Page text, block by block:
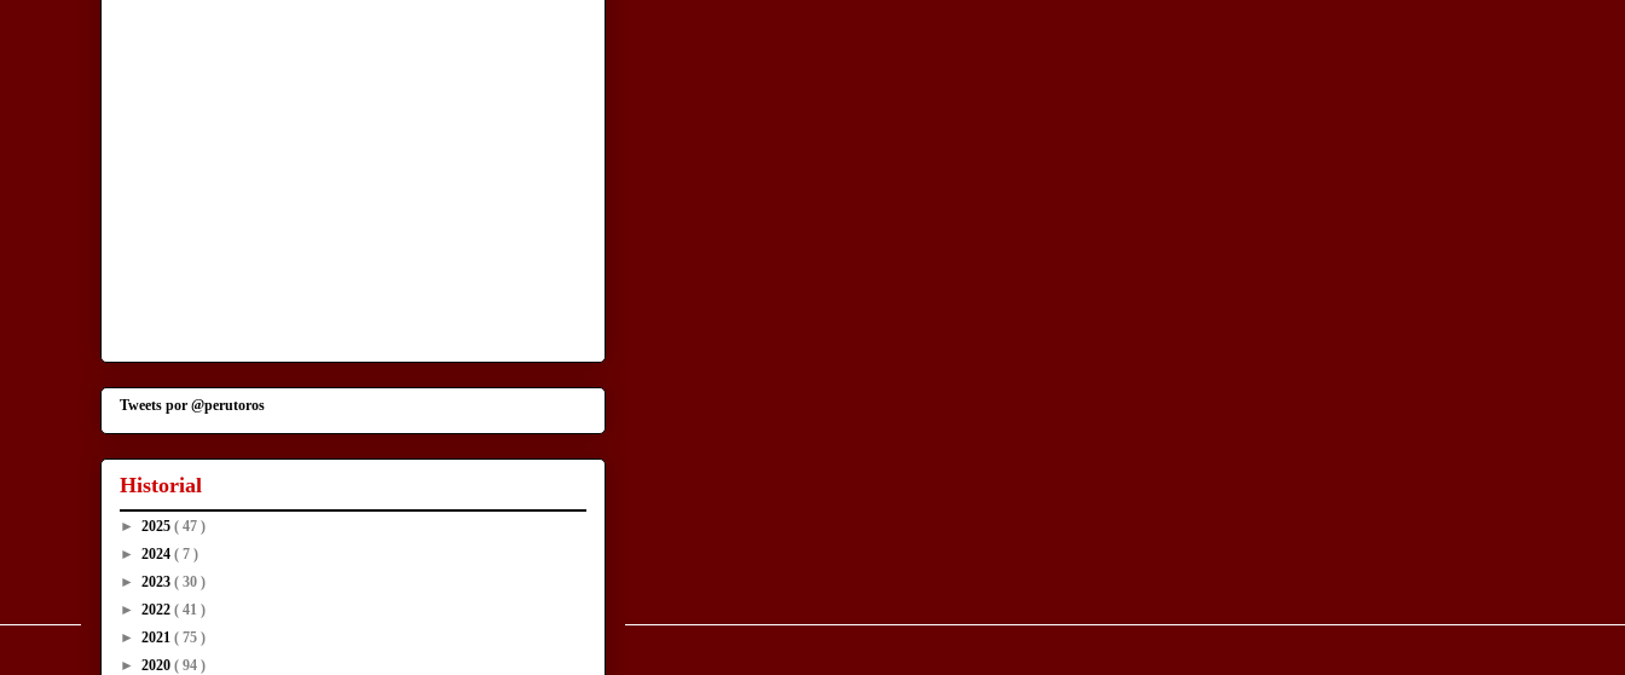
Tweets por @perutoros
Historial
► 2025 ( 47 )
► 2024 ( 7 )
► 2023 ( 30 )
► 2022 ( 41 )
► 2021 ( 75 )
► 2020 ( 94 )